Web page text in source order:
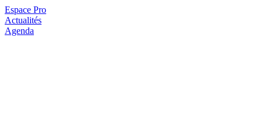
Espace Pro
Actualités
Agenda